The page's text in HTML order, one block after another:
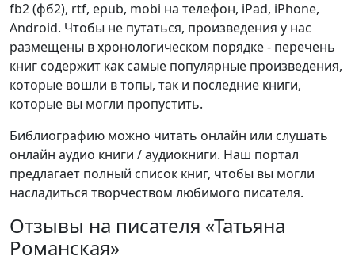
fb2 (фб2), rtf, epub, mobi на телефон, iPad, iPhone,
Android. Чтобы не путаться, произведения у нас
размещены в хронологическом порядке - перечень
книг содержит как самые популярные произведения,
которые вошли в топы, так и последние книги,
которые вы могли пропустить.
Библиографию можно читать онлайн или слушать
онлайн аудио книги / аудиокниги. Наш портал
предлагает полный список книг, чтобы вы могли
насладиться творчеством любимого писателя.
Отзывы на писателя «Татьяна
Романская»